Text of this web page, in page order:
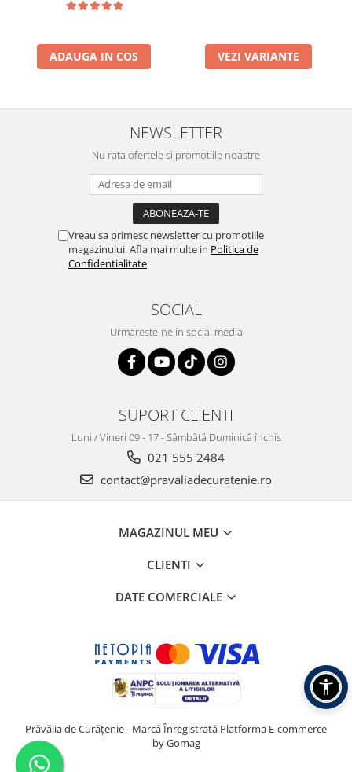
ADAUGA IN COS VEZI VARIANTE
NEWSLETTER
Nu rata ofertele si promotiile noastre
Vreau sa primesc newsletter cu promotiile
magazinului. Afla mai multe in Politica de
Confidentialitate
SOCIAL
Urmareste-ne in social media
SUPORT CLIENTI
Luni / Vineri 09 - 17 - Sâmbătă Duminică închis
021 555 2484
contact@pravaliadecuratenie.ro
MAGAZINUL MEU
CLIENTI
DATE COMERCIALE
Prăvălia de Curățenie - Marcă Înregistrată Platforma E-commerce
by Gomag